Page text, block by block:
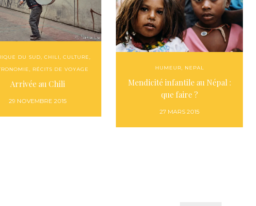
DU SUD,CHILI,CULTURE,
, RÉCITS DE VOYAGE
Arrivée au Chili
29 NOVEMBRE 2015
HUMEUR, NEPAL
Mendicité infantile au Népal :
que faire ?
27 MARS 2015